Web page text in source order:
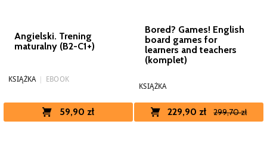
Angielski. Trening
maturalny (B2-C1+)
KSIĄŻKA EBOOK
59,90 zł
Bored? Games! English
board games for
learners and teachers
(komplet)
KSIĄŻKA
229,90 zł 299,70 zł